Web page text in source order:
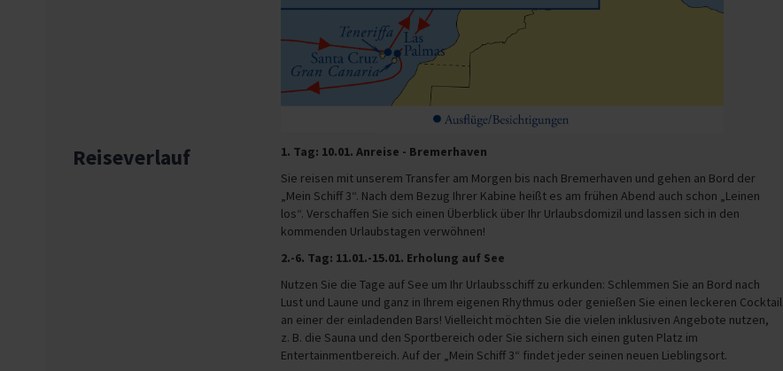
Reiseverlauf
1. Tag: 10.01. Anreise - Bremerhaven
Sie reisen mit unserem Transfer am Morgen bis nach Bremerhaven und gehen an Bord der
„Mein Schiff 3“. Nach dem Bezug Ihrer Kabine heißt es am frühen Abend auch schon „Leinen
los“. Verschaffen Sie sich einen Überblick über Ihr Urlaubsdomizil und lassen sich in den
kommenden Urlaubstagen verwöhnen!
2.-6. Tag: 11.01.-15.01. Erholung auf See
Nutzen Sie die Tage auf See um Ihr Urlaubsschiff zu erkunden: Schlemmen Sie an Bord nach
Lust und Laune und ganz in Ihrem eigenen Rhythmus oder genießen Sie einen leckeren Cocktail
an einer der einladenden Bars! Vielleicht möchten Sie die vielen inklusiven Angebote nutzen,
z. B. die Sauna und den Sportbereich oder Sie sichern sich einen guten Platz im
Entertainmentbereich. Auf der „Mein Schiff 3“ findet jeder seinen neuen Lieblingsort.